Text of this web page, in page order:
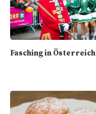
Fasching in Österreich